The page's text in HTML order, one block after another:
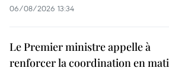
06/08/2026 13:34
Le Premier ministre appelle à
renforcer la coordination en